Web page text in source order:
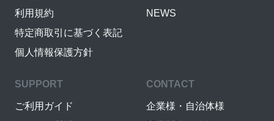
利用規約
特定商取引に基づく表記
個人情報保護方針
NEWS
SUPPORT
ご利用ガイド
CONTACT
企業様・自治体様